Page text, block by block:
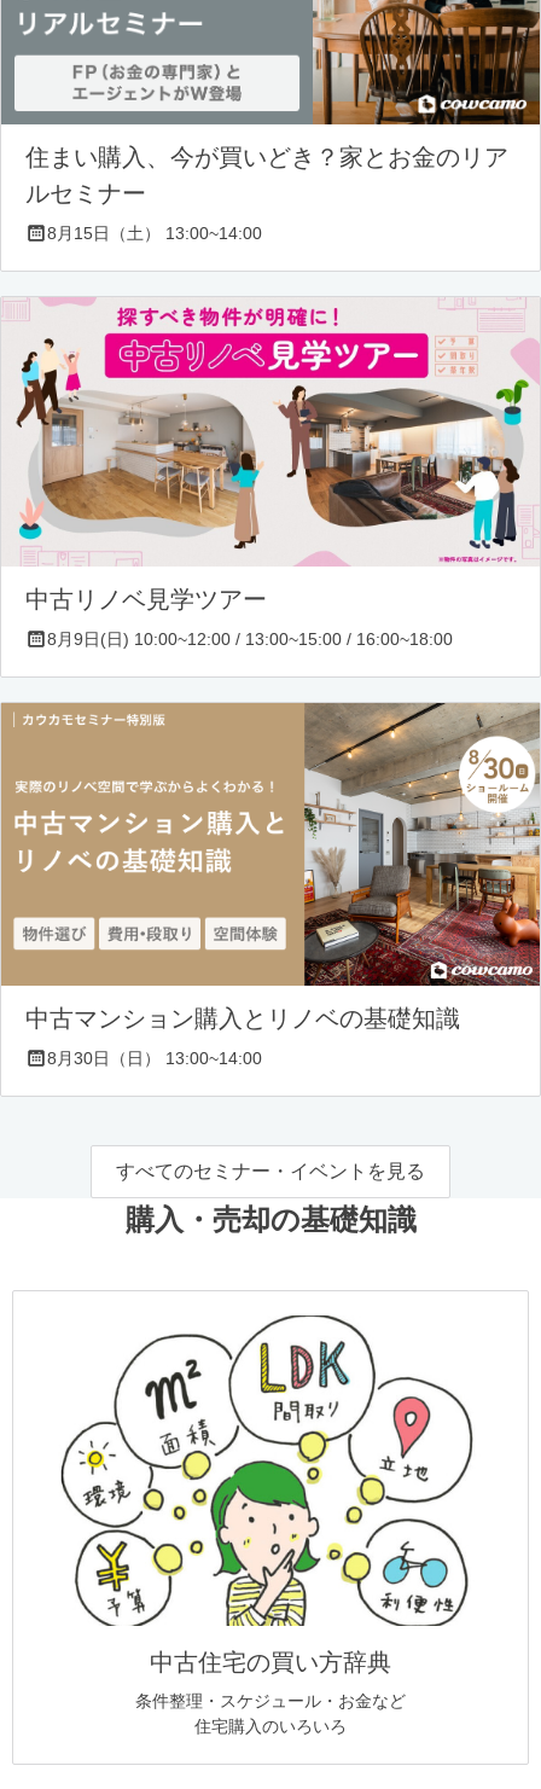
住まい購入、今が買いどき？家とお金のリア
ルセミナー
8月15日（土） 13:00~14:00
中古リノベ見学ツアー
8月9日(日) 10:00~12:00 / 13:00~15:00 / 16:00~18:00
中古マンション購入とリノベの基礎知識
8月30日（日） 13:00~14:00
すべてのセミナー・イベントを見る
購入・売却の基礎知識
中古住宅の買い方辞典
条件整理・スケジュール・お金など
住宅購入のいろいろ